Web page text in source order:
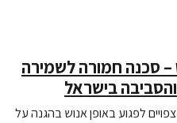
סכנה חמורה לשמירה
בישראל
לפגוע באופן אנוש בהגנה על